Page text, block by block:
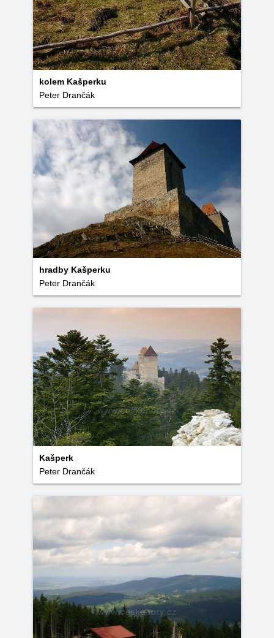
kolem Kašperku
Peter Drančák
hradby Kašperku
Peter Drančák
Kašperk
Peter Drančák